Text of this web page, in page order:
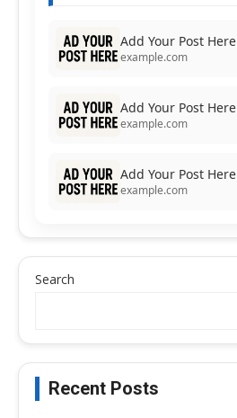
Add Your Post Here
example.com
Add Your Post Here
example.com
Add Your Post Here
example.com
Search
Recent Posts